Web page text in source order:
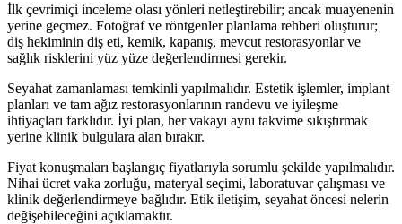
İlk çevrimiçi inceleme olası yönleri netleştirebilir; ancak muayenenin
yerine geçmez. Fotoğraf ve röntgenler planlama rehberi oluşturur;
diş hekiminin diş eti, kemik, kapanış, mevcut restorasyonlar ve
sağlık risklerini yüz yüze değerlendirmesi gerekir.
Seyahat zamanlaması temkinli yapılmalıdır. Estetik işlemler, implant
planları ve tam ağız restorasyonlarının randevu ve iyileşme
ihtiyaçları farklıdır. İyi plan, her vakayı aynı takvime sıkıştırmak
yerine klinik bulgulara alan bırakır.
Fiyat konuşmaları başlangıç fiyatlarıyla sorumlu şekilde yapılmalıdır.
Nihai ücret vaka zorluğu, materyal seçimi, laboratuvar çalışması ve
klinik değerlendirmeye bağlıdır. Etik iletişim, seyahat öncesi nelerin
değişebileceğini açıklamaktır.